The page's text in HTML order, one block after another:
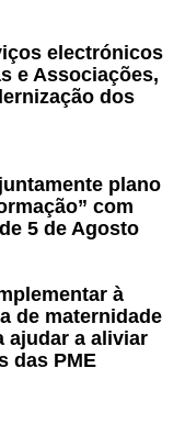
electrónicos
e Associações,
dos
plano
com
5 de Agosto
à
de maternidade
ajudar a aliviar
das PME